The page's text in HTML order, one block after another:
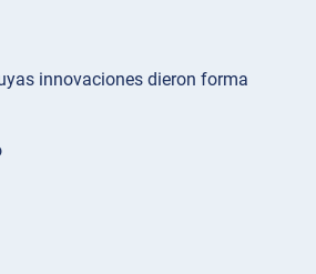
innovaciones dieron forma